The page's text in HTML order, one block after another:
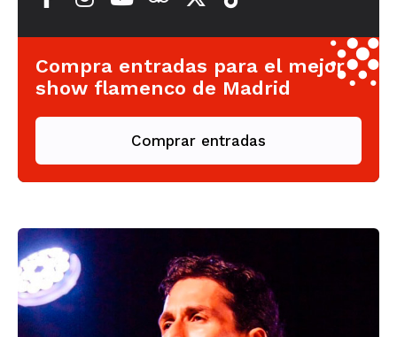
Compra entradas para el mejor
show flamenco de Madrid
Comprar entradas